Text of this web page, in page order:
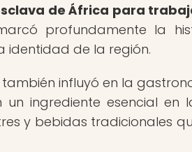
de África para
profundamente la
identidad de la región.
influyó en la
ingrediente esencial en
y bebidas tradicionales